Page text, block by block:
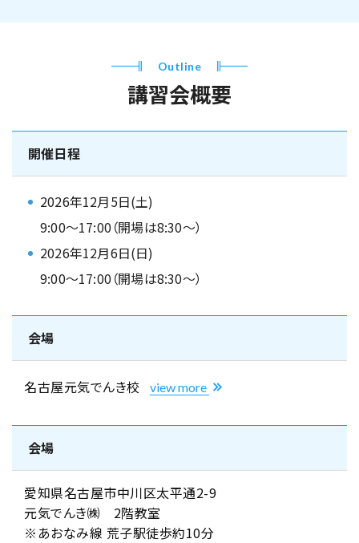
Outline
講習会概要
開催日程
2026年12月5日(土)
9:00～17:00（開場は8:30～）
2026年12月6日(日)
9:00～17:00（開場は8:30～）
会場
名古屋元気でんき校 view more
会場
愛知県名古屋市中川区太平通2-9
元気でんき㈱ 2階教室
※あおなみ線 荒子駅徒歩約10分